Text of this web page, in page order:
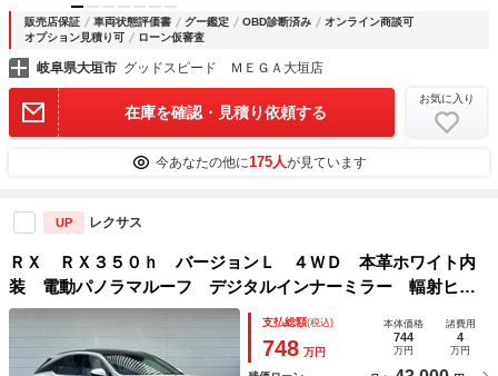
販売店保証 車両状態評価書 グー鑑定 OBD診断済み
オンライン商談可
オプション見積り可
ローン仮審査
岐阜県大垣市 グッドスピード ＭＥＧＡ大垣店
在庫を確認・見積り依頼する
お気に入り
今あなたの他に175人が見ています
UP レクサス
ＲＸ ＲＸ３５０ｈ バージョンＬ ４ＷＤ 本革ホワイト内
装 電動パノラマルーフ デジタルインナーミラー 輻射ヒー
ター 後席電動リクライニング 全席シートヒーター＆ベンチ
レーション アドバンスドライブ＆パーク ドラレコ前後 純
正２１ＡＷ
支払総額(税込)
748 万円
本体価格
744
万円
諸費用
4
万円